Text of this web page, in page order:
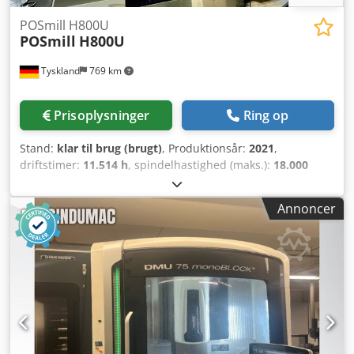
Tyskland 769 km
POSmill H800U
POSmill H800U
Prisoplysninger Ring op
Stand: klar til brug (brugt), Produktionsår: 2021,
driftstimer: 11.514 h, spindelhastighed (maks.): 18.000
20.000 kg, vandring X-akse:
vandring på Y-aksen:820 mm, vandring på Z-aksen:600
mm, controllerproducent:
, controller model:
TNC 640
, Denne 5-aksede POSmill H800U
blev fremstillet i 2021. Den har et vandringsområde på 670
mm i X-aksen, 820 mm i Y-aksen og 600 mm i Z-aksen.
Maskinen er udstyret med et Heidenhain TNC 640-
styresystem og opnår en maksimal spindelhastighed på
18.000 o/min. Hvis du er på udkig efter
bearbejdningsmuligheder af høj kvalitet, bør du overveje
det universelle bearbejdningscenter POSmill H800U, som
Annoncer